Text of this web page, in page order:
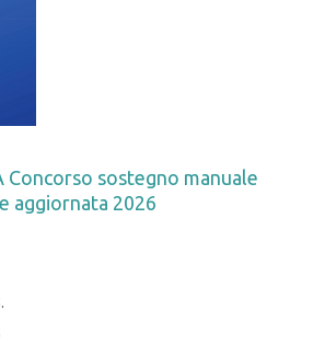
Concorso sostegno manuale
aggiornata 2026